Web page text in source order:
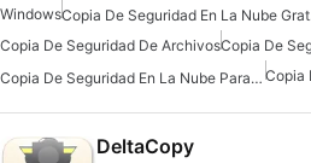
Windows
Copia De Seguridad De ArchivosCopia De
Copia De Seguridad En La Nube Para Windows Copia
DeltaCopy